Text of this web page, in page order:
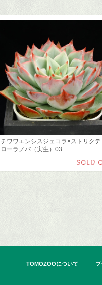
チワワエンシスジェコラ×ストリクテ
ローラノバ（実生）03
SOLD
TOMOZOOについて